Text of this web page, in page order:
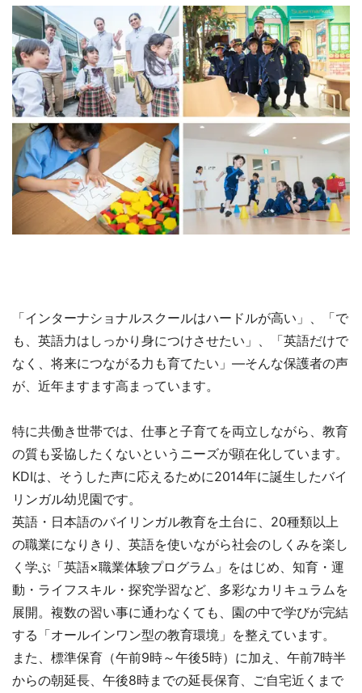
「インターナショナルスクールはハードルが高い」、「で
も、英語力はしっかり身につけさせたい」、「英語だけで
なく、将来につながる力も育てたい」―そんな保護者の声
が、近年ますます高まっています。
特に共働き世帯では、仕事と子育てを両立しながら、教育
の質も妥協したくないというニーズが顕在化しています。
KDIは、そうした声に応えるために2014年に誕生したバイ
リンガル幼児園です。
英語・日本語のバイリンガル教育を土台に、20種類以上
の職業になりきり、英語を使いながら社会のしくみを楽し
く学ぶ「英語×職業体験プログラム」をはじめ、知育・運
動・ライフスキル・探究学習など、多彩なカリキュラムを
展開。複数の習い事に通わなくても、園の中で学びが完結
する「オールインワン型の教育環境」を整えています。
また、標準保育（午前9時～午後5時）に加え、午前7時半
からの朝延長、午後8時までの延長保育、ご自宅近くまで